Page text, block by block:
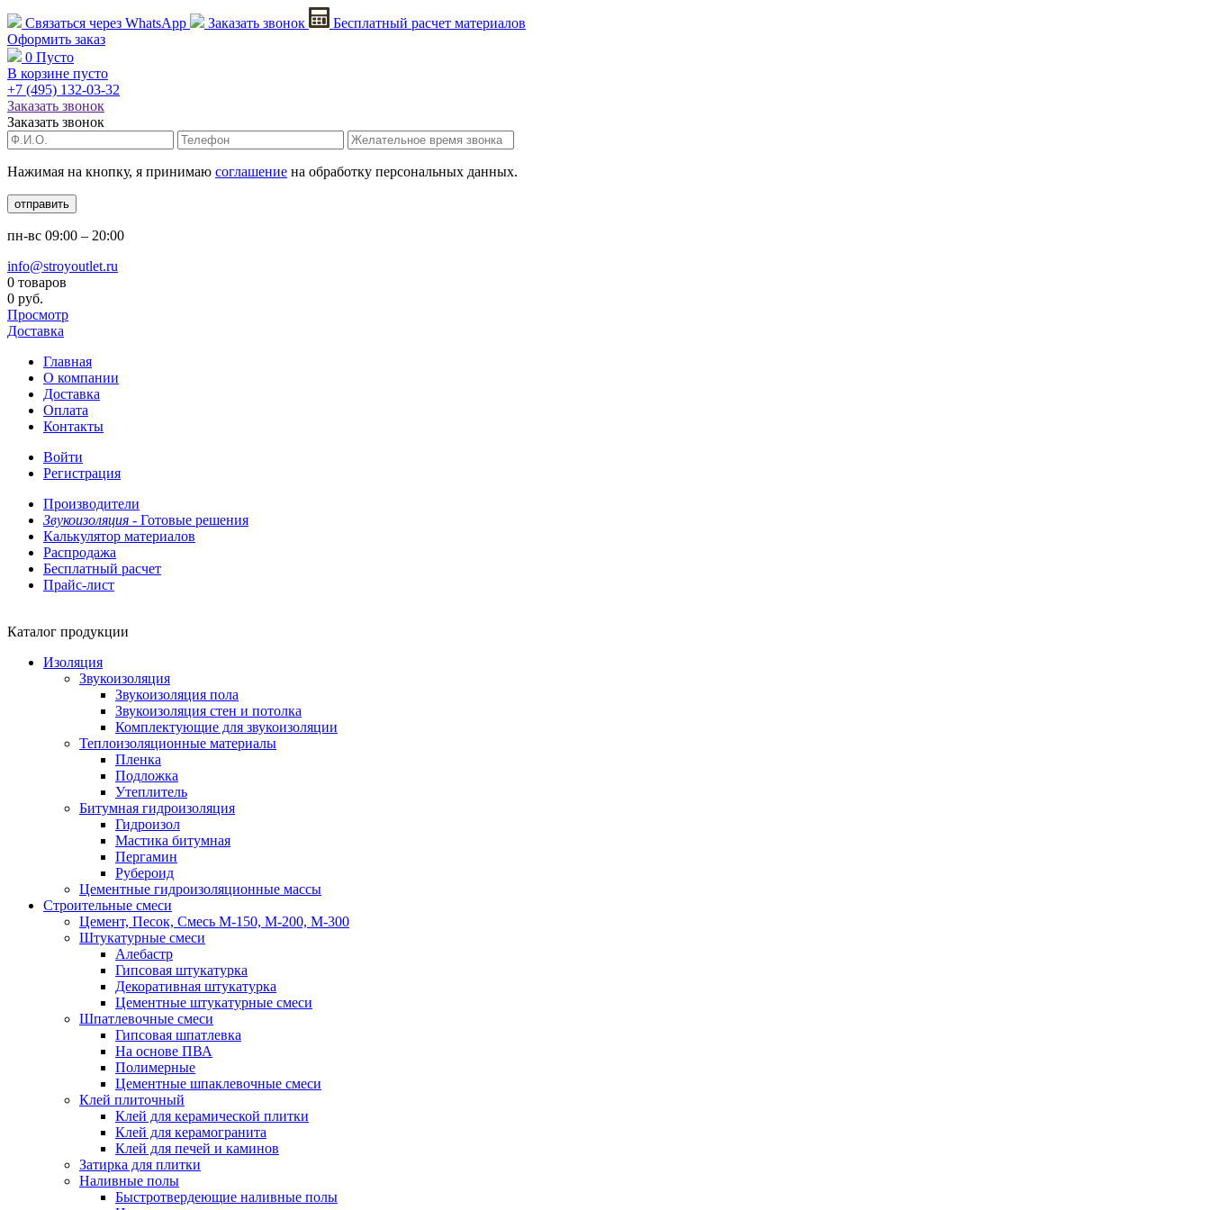
Связаться через WhatsApp Заказать звонок Бесплатный расчет материалов
Оформить заказ
0 Пусто
В корзине пусто
+7 (495) 132-03-32
Заказать звонок
Заказать звонок
Нажимая на кнопку, я принимаю соглашение на обработку персональных данных.
отправить
пн-вс 09:00 – 20:00
info@stroyoutlet.ru
0 товаров
0 руб.
Просмотр
Доставка
Главная
О компании
Доставка
Оплата
Контакты
Войти
Регистрация
Производители
Звукоизоляция - Готовые решения
Калькулятор материалов
Распродажа
Бесплатный расчет
Прайс-лист
Каталог продукции
Изоляция
Звукоизоляция
Звукоизоляция пола
Звукоизоляция стен и потолка
Комплектующие для звукоизоляции
Теплоизоляционные материалы
Пленка
Подложка
Утеплитель
Битумная гидроизоляция
Гидроизол
Мастика битумная
Пергамин
Рубероид
Цементные гидроизоляционные массы
Строительные смеси
Цемент, Песок, Смесь М-150, М-200, М-300
Штукатурные смеси
Алебастр
Гипсовая штукатурка
Декоративная штукатурка
Цементные штукатурные смеси
Шпатлевочные смеси
Гипсовая шпатлевка
На основе ПВА
Полимерные
Цементные шпаклевочные смеси
Клей плиточный
Клей для керамической плитки
Клей для керамогранита
Клей для печей и каминов
Затирка для плитки
Наливные полы
Быстротвердеющие наливные полы